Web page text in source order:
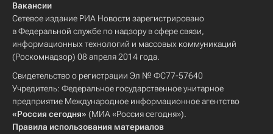
Вакансии
Сетевое издание РИА Новости зарегистрировано
в Федеральной службе по надзору в сфере связи,
информационных технологий и массовых коммуникаций
(Роскомнадзор) 08 апреля 2014 года.
Свидетельство о регистрации Эл № ФС77-57640
Учредитель: Федеральное государственное унитарное
предприятие Международное информационное агентство
«Россия сегодня» (МИА «Россия сегодня»).
Правила использования материалов